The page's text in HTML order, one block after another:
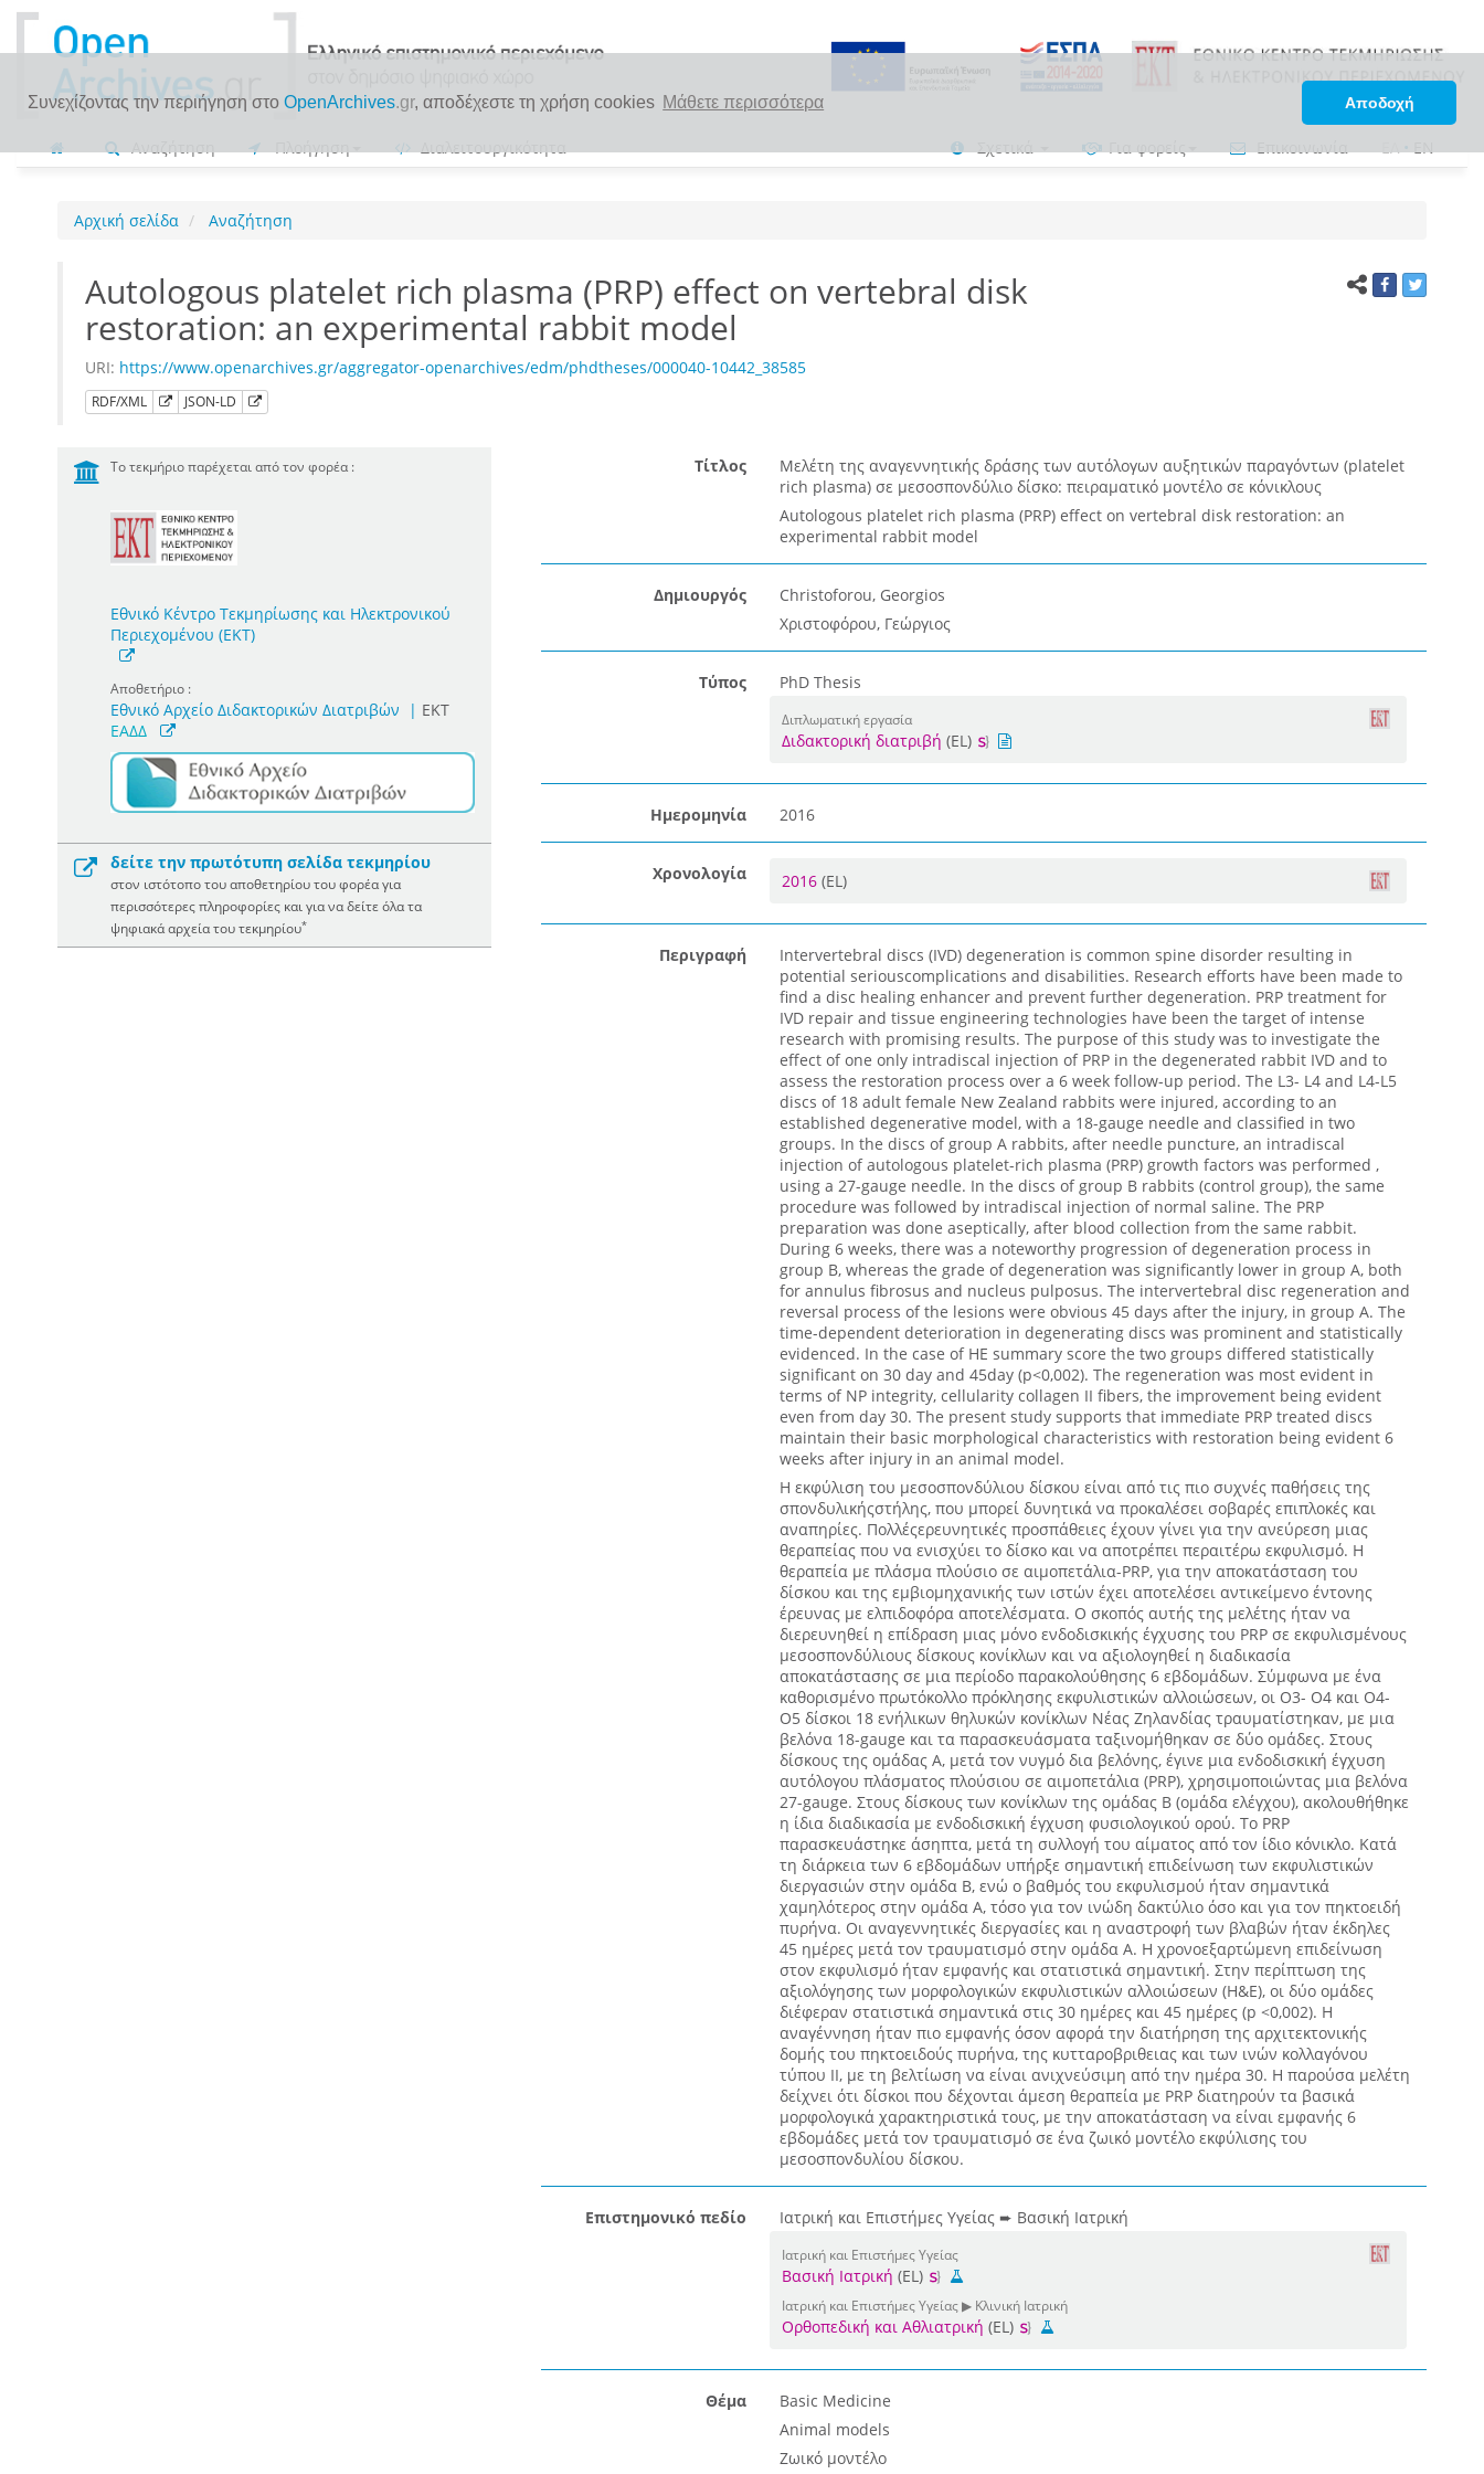
Συνεχίζοντας την περιήγηση στο OpenArchives.gr, αποδέχεστε τη χρήση cookies Μάθετε περισσότερα Αποδοχή
Αναζήτηση Πλοήγηση Διαλειτουργικότητα Σχετικά Για φορείς Επικοινωνία ΕΛ•EN
Αρχική σελίδα Αναζήτηση
Autologous platelet rich plasma (PRP) effect on vertebral disk
restoration: an experimental rabbit model
URI: https://www.openarchives.gr/aggregator-openarchives/edm/phdtheses/000040-10442_38585
RDF/XML JSON-LD
Το τεκμήριο παρέχεται από τον φορέα :
Εθνικό Κέντρο Τεκμηρίωσης και Ηλεκτρονικού
Περιεχομένου (ΕΚΤ)
Αποθετήριο :
Εθνικό Αρχείο Διδακτορικών Διατριβών | ΕΚΤ
ΕΑΔΔ
δείτε την πρωτότυπη σελίδα τεκμηρίου
στον ιστότοπο του αποθετηρίου του φορέα για
περισσότερες πληροφορίες και για να δείτε όλα τα
ψηφιακά αρχεία του τεκμηρίου*
Τίτλος
Μελέτη της αναγεννητικής δράσης των αυτόλογων αυξητικών παραγόντων (platelet
rich plasma) σε μεσοσπονδύλιο δίσκο: πειραματικό μοντέλο σε κόνικλους
Autologous platelet rich plasma (PRP) effect on vertebral disk restoration: an
experimental rabbit model
Δημιουργός
Christoforou, Georgios
Χριστοφόρου, Γεώργιος
Τύπος PhD Thesis
Διπλωματική εργασία
Διδακτορική διατριβή (EL)
Ημερομηνία 2016
Χρονολογία 2016 (EL)
Περιγραφή
Intervertebral discs (IVD) degeneration is common spine disorder resulting in
potential seriouscomplications and disabilities. Research efforts have been made to
find a disc healing enhancer and prevent further degeneration. PRP treatment for
IVD repair and tissue engineering technologies have been the target of intense
research with promising results. The purpose of this study was to investigate the
effect of one only intradiscal injection of PRP in the degenerated rabbit IVD and to
assess the restoration process over a 6 week follow-up period. The L3- L4 and L4-L5
discs of 18 adult female New Zealand rabbits were injured, according to an
established degenerative model, with a 18-gauge needle and classified in two
groups. In the discs of group A rabbits, after needle puncture, an intradiscal
injection of autologous platelet-rich plasma (PRP) growth factors was performed ,
using a 27-gauge needle. In the discs of group B rabbits (control group), the same
procedure was followed by intradiscal injection of normal saline. The PRP
preparation was done aseptically, after blood collection from the same rabbit.
During 6 weeks, there was a noteworthy progression of degeneration process in
group B, whereas the grade of degeneration was significantly lower in group A, both
for annulus fibrosus and nucleus pulposus. The intervertebral disc regeneration and
reversal process of the lesions were obvious 45 days after the injury, in group A. The
time-dependent deterioration in degenerating discs was prominent and statistically
evidenced. In the case of HE summary score the two groups differed statistically
significant on 30 day and 45day (p<0,002). The regeneration was most evident in
terms of NP integrity, cellularity collagen II fibers, the improvement being evident
even from day 30. The present study supports that immediate PRP treated discs
maintain their basic morphological characteristics with restoration being evident 6
weeks after injury in an animal model.
H εκφύλιση του μεσοσπονδύλιου δίσκου είναι από τις πιο συχνές παθήσεις της
σπονδυλικήςστήλης, που μπορεί δυνητικά να προκαλέσει σοβαρές επιπλοκές και
αναπηρίες. Πολλέςερευνητικές προσπάθειες έχουν γίνει για την ανεύρεση μιας
θεραπείας που να ενισχύει το δίσκο και να αποτρέπει περαιτέρω εκφυλισμό. Η
θεραπεία με πλάσμα πλούσιο σε αιμοπετάλια-PRP, για την αποκατάσταση του
δίσκου και της εμβιομηχανικής των ιστών έχει αποτελέσει αντικείμενο έντονης
έρευνας με ελπιδοφόρα αποτελέσματα. Ο σκοπός αυτής της μελέτης ήταν να
διερευνηθεί η επίδραση μιας μόνο ενδοδισκικής έγχυσης του PRP σε εκφυλισμένους
μεσοσπονδύλιους δίσκους κονίκλων και να αξιολογηθεί η διαδικασία
αποκατάστασης σε μια περίοδο παρακολούθησης 6 εβδομάδων. Σύμφωνα με ένα
καθορισμένο πρωτόκολλο πρόκλησης εκφυλιστικών αλλοιώσεων, οι Ο3- Ο4 και Ο4-
Ο5 δίσκοι 18 ενήλικων θηλυκών κονίκλων Νέας Ζηλανδίας τραυματίστηκαν, με μια
βελόνα 18-gauge και τα παρασκευάσματα ταξινομήθηκαν σε δύο ομάδες. Στους
δίσκους της ομάδας Α, μετά τον νυγμό δια βελόνης, έγινε μια ενδοδισκική έγχυση
αυτόλογου πλάσματος πλούσιου σε αιμοπετάλια (PRP), χρησιμοποιώντας μια βελόνα
27-gauge. Στους δίσκους των κονίκλων της ομάδας Β (ομάδα ελέγχου), ακολουθήθηκε
η ίδια διαδικασία με ενδοδισκική έγχυση φυσιολογικού ορού. Το PRP
παρασκευάστηκε άσηπτα, μετά τη συλλογή του αίματος από τον ίδιο κόνικλο. Κατά
τη διάρκεια των 6 εβδομάδων υπήρξε σημαντική επιδείνωση των εκφυλιστικών
διεργασιών στην ομάδα Β, ενώ ο βαθμός του εκφυλισμού ήταν σημαντικά
χαμηλότερος στην ομάδα Α, τόσο για τον ινώδη δακτύλιο όσο και για τον πηκτοειδή
πυρήνα. Οι αναγεννητικές διεργασίες και η αναστροφή των βλαβών ήταν έκδηλες
45 ημέρες μετά τον τραυματισμό στην ομάδα Α. Η χρονοεξαρτώμενη επιδείνωση
στον εκφυλισμό ήταν εμφανής και στατιστικά σημαντική. Στην περίπτωση της
αξιολόγησης των μορφολογικών εκφυλιστικών αλλοιώσεων (Η&Ε), οι δύο ομάδες
διέφεραν στατιστικά σημαντικά στις 30 ημέρες και 45 ημέρες (p <0,002). Η
αναγέννηση ήταν πιο εμφανής όσον αφορά την διατήρηση της αρχιτεκτονικής
δομής του πηκτοειδούς πυρήνα, της κυτταροβριθειας και των ινών κολλαγόνου
τύπου ΙΙ, με τη βελτίωση να είναι ανιχνεύσιμη από την ημέρα 30. Η παρούσα μελέτη
δείχνει ότι δίσκοι που δέχονται άμεση θεραπεία με PRP διατηρούν τα βασικά
μορφολογικά χαρακτηριστικά τους, με την αποκατάσταση να είναι εμφανής 6
εβδομάδες μετά τον τραυματισμό σε ένα ζωικό μοντέλο εκφύλισης του
μεσοσπονδυλίου δίσκου.
Επιστημονικό πεδίο Ιατρική και Επιστήμες Υγείας ➨ Βασική Ιατρική
Ιατρική και Επιστήμες Υγείας
Βασική Ιατρική (EL)
Ιατρική και Επιστήμες Υγείας ▶ Κλινική Ιατρική
Ορθοπεδική και Αθλιατρική (EL)
Θέμα
Basic Medicine
Animal models
Ζωικό μοντέλο